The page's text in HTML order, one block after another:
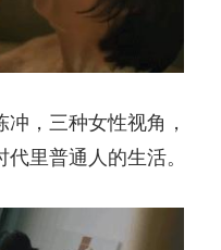
，三种女性视角，
里普通人的生活。